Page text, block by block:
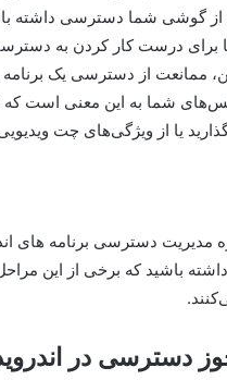
گوشی شما دسترسی داشته
برای درست کار کردن به
ممانعت از دسترسی یک
شما به این معنی است که
یا از ویژگی‌های چت
مدیریت دسترسی برنامه های
دسترسی در